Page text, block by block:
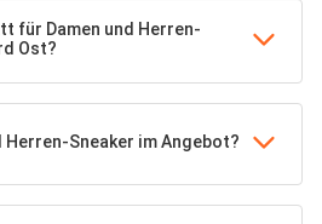
für Damen und Herren-
Ost?
Herren-Sneaker im Angebot?